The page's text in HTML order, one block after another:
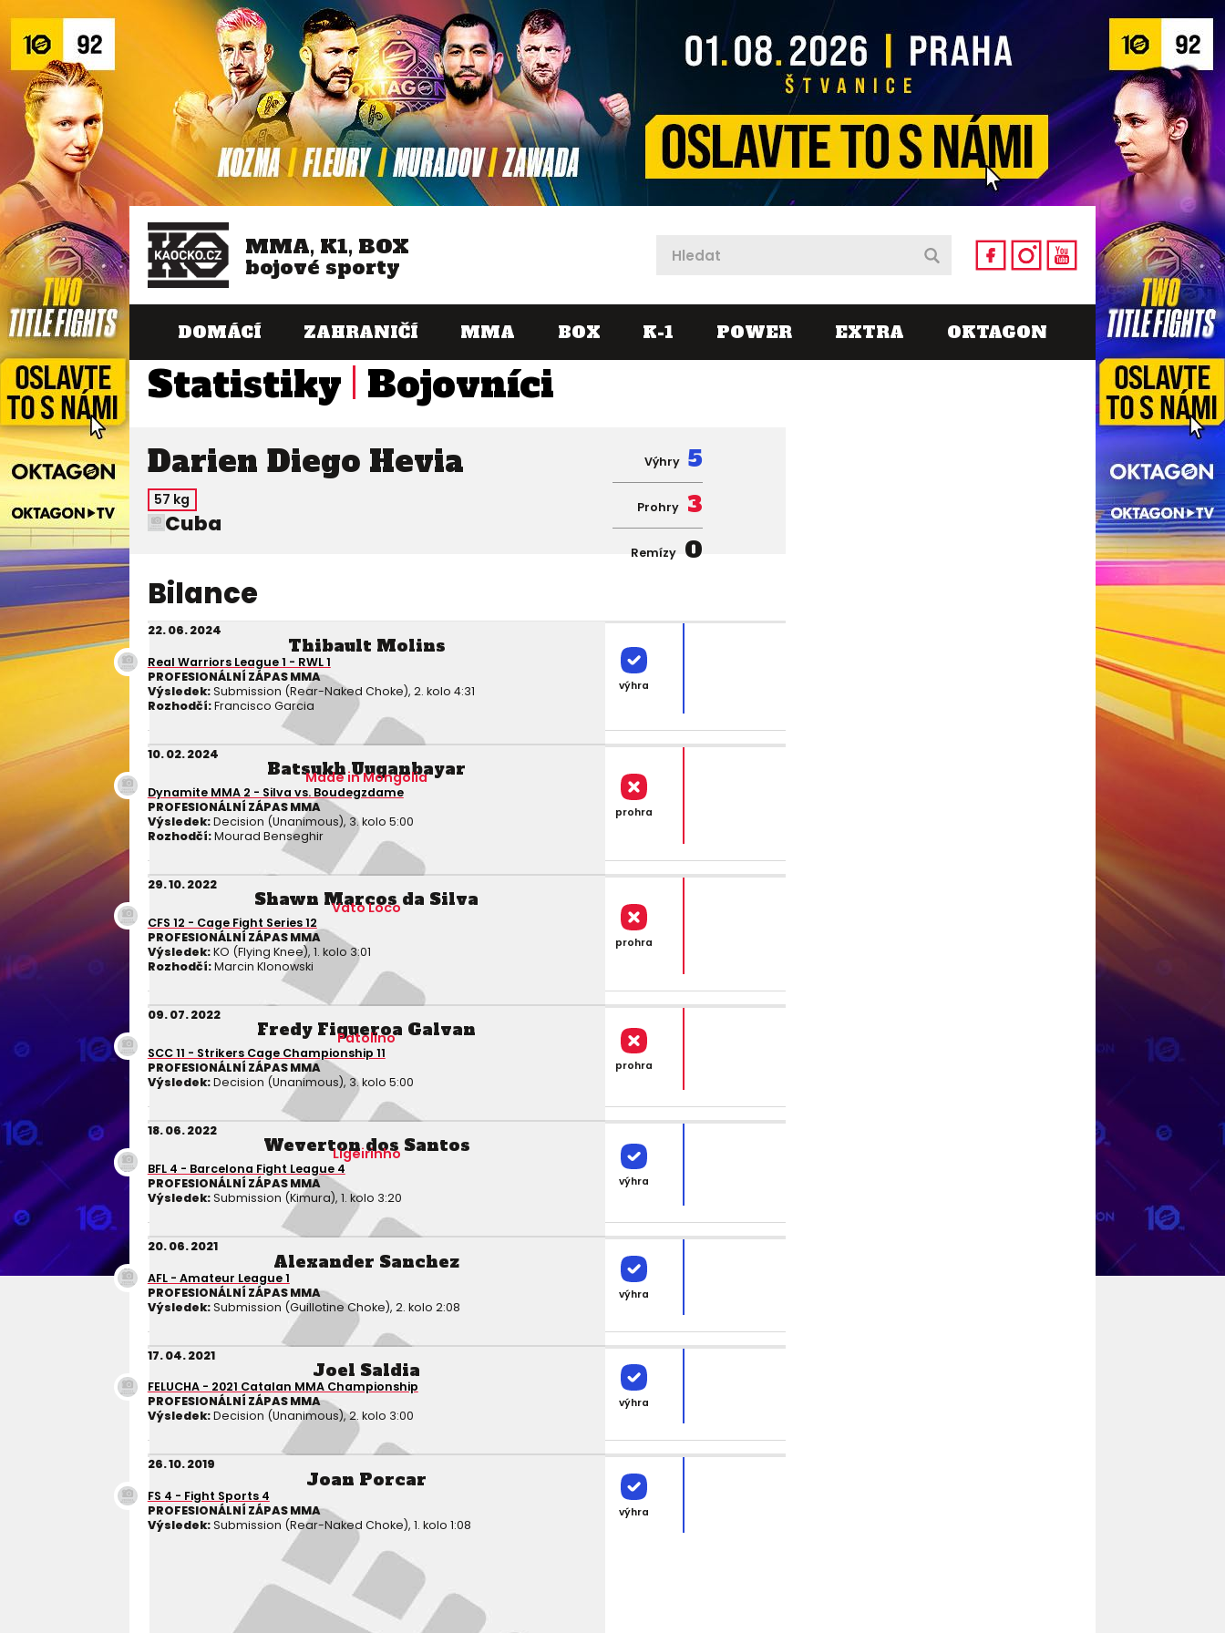
MMA, K1, BOX
bojové sporty
DOMÁCÍ ZAHRANIČÍ MMA BOX K-1 POWER EXTRA OKTAGON
Statistiky Bojovníci
Darien Diego Hevia
57 kg
Cuba
Výhry 5
Prohry 3
Remízy 0
Bilance
22. 06. 2024
Thibault Molins
Real Warriors League 1 - RWL 1
PROFESIONÁLNÍ ZÁPAS MMA
Výsledek:Submission (Rear-Naked Choke), 2. kolo 4:31
Rozhodčí:Francisco Garcia
výhra
10. 02. 2024
Batsukh Uuganbayar
Made in Mongolia
Dynamite MMA 2 - Silva vs. Boudegzdame
PROFESIONÁLNÍ ZÁPAS MMA
Výsledek:Decision (Unanimous), 3. kolo 5:00
Rozhodčí:Mourad Benseghir
prohra
29. 10. 2022
Shawn Marcos da Silva
Vato Loco
CFS 12 - Cage Fight Series 12
PROFESIONÁLNÍ ZÁPAS MMA
Výsledek:KO (Flying Knee), 1. kolo 3:01
Rozhodčí:Marcin Klonowski
prohra
09. 07. 2022
Fredy Figueroa Galvan
Patolino
SCC 11 - Strikers Cage Championship 11
PROFESIONÁLNÍ ZÁPAS MMA
Výsledek:Decision (Unanimous), 3. kolo 5:00
prohra
18. 06. 2022
Weverton dos Santos
Ligeirinho
BFL 4 - Barcelona Fight League 4
PROFESIONÁLNÍ ZÁPAS MMA
Výsledek:Submission (Kimura), 1. kolo 3:20
výhra
20. 06. 2021
Alexander Sanchez
AFL - Amateur League 1
PROFESIONÁLNÍ ZÁPAS MMA
Výsledek:Submission (Guillotine Choke), 2. kolo 2:08
výhra
17. 04. 2021
Joel Saldia
FELUCHA - 2021 Catalan MMA Championship
PROFESIONÁLNÍ ZÁPAS MMA
Výsledek:Decision (Unanimous), 2. kolo 3:00
výhra
26. 10. 2019
Joan Porcar
FS 4 - Fight Sports 4
PROFESIONÁLNÍ ZÁPAS MMA
Výsledek:Submission (Rear-Naked Choke), 1. kolo 1:08
výhra